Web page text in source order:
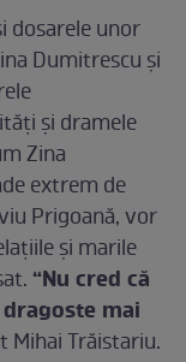
dosarele unor
Dumitrescu și
și dramele
Zina
extrem de
Prigoană, vor
și marile
“Nu cred că
mai
Mihai Trăistariu.